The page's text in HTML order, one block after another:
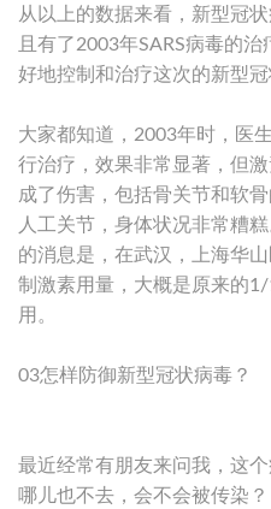
从以上的数据来看，新型冠
且有了2003年SARS病毒的
好地控制和治疗这次的新型冠
大家都知道，2003年时，医
行治疗，效果非常显著，但
成了伤害，包括骨关节和软
人工关节，身体状况非常糟
的消息是，在武汉，上海华
制激素用量，大概是原来的
用。
03怎样防御新型冠状病毒？
最近经常有朋友来问我，这
哪儿也不去，会不会被传染？